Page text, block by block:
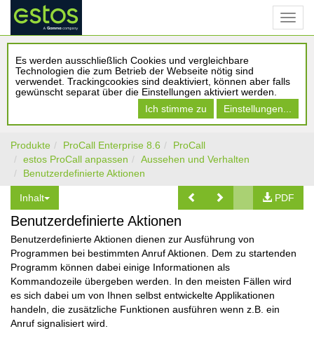
Es werden ausschließlich Cookies und vergleichbare
Technologien die zum Betrieb der Webseite nötig sind
verwendet. Trackingcookies sind deaktiviert, können aber falls
gewünscht separat über die Einstellungen aktiviert werden.
Ich stimme zu
Einstellungen...
Produkte ProCall Enterprise 8.6
ProCall
estos ProCall anpassen
Aussehen und Verhalten
Benutzerdefinierte Aktionen
Inhalt PDF
Benutzerdefinierte Aktionen
Benutzerdefinierte Aktionen dienen zur Ausführung von
Programmen bei bestimmten Anruf Aktionen. Dem zu startenden
Programm können dabei einige Informationen als
Kommandozeile übergeben werden. In den meisten Fällen wird
es sich dabei um von Ihnen selbst entwickelte Applikationen
handeln, die zusätzliche Funktionen ausführen wenn z.B. ein
Anruf signalisiert wird.